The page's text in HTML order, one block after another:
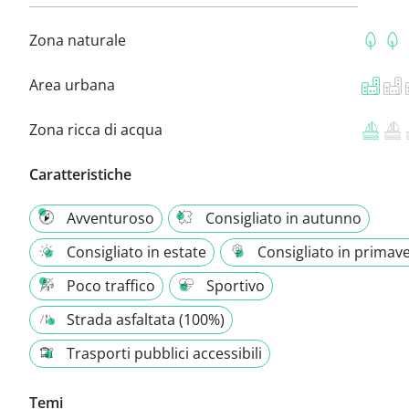
Zona naturale
Area urbana
Zona ricca di acqua
Caratteristiche
Avventuroso
Consigliato in autunno
Consigliato in estate
Consigliato in
Poco traffico
Sportivo
Strada asfaltata (100%)
Trasporti pubblici accessibili
Temi